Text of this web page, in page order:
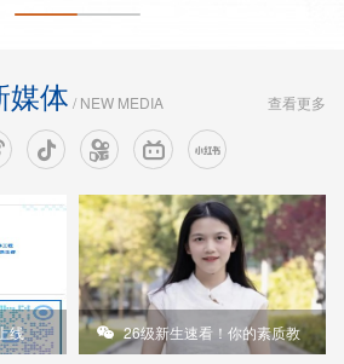
，真香！
查看更多
媒体 / NEW MEDIA
线 26级新生速看！你的素质教